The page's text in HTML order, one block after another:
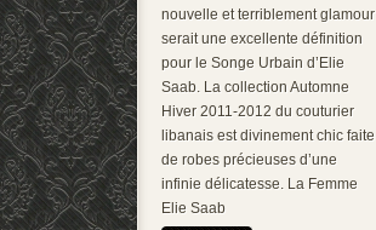
nouvelle et terriblement glamour
serait une excellente définition
pour le Songe Urbain d’Elie
Saab. La collection Automne
Hiver 2011-2012 du couturier
libanais est divinement chic faite
de robes précieuses d’une
infinie délicatesse. La Femme
Elie Saab